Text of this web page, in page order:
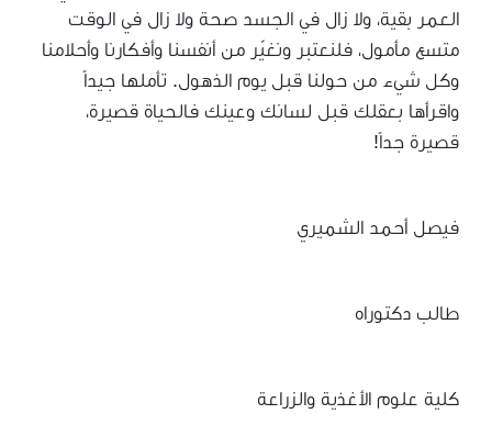
العمر بقية، ولا زال في الجسد صحة ولا زال في الوقت
متسع مأمول، فلنعتبر ونغيّر من أنفسنا وأفكارنا وأحلامنا
وكل شيء من حولنا قبل يوم الذهول. تأملها جيداً
واقرأها بعقلك قبل لسانك وعينك فالحياة قصيرة،
قصيرة جداً!
فيصل أحمد الشميري
طالب دكتوراه
كلية علوم الأغذية والزراعة